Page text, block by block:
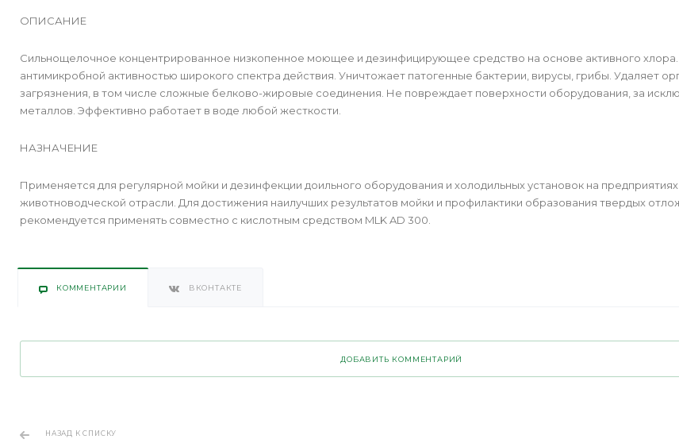
ОПИСАНИЕ
Сильнощелочное концентрированное низкопенное моющее и дезинфицирующее средство на основе активного хлора.
антимикробной активностью широкого спектра действия. Уничтожает патогенные бактерии, вирусы, грибы. Удаляет
загрязнения, в том числе сложные белково-жировые соединения. Не повреждает поверхности оборудования, за
металлов. Эффективно работает в воде любой жесткости.
НАЗНАЧЕНИЕ
Применяется для регулярной мойки и дезинфекции доильного оборудования и холодильных установок на предприятиях
животноводческой отрасли. Для достижения наилучших результатов мойки и профилактики образования твердых
рекомендуется применять совместно с кислотным средством MLK AD 300.
КОММЕНТАРИИ ВКОНТАКТЕ
ДОБАВИТЬ КОММЕНТАРИЙ
НАЗАД К СПИСКУ